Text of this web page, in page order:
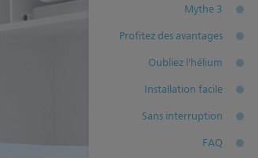
Mythe 3
Profitez des avantages
Oubliez l'hélium
Installation facile
Sans interruption
FAQ